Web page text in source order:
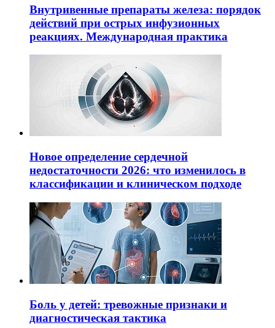
Внутривенные препараты железа: порядок
действий при острых инфузионных
реакциях. Международная практика
Новое определение сердечной
недостаточности 2026: что изменилось в
классификации и клиническом подходе
Боль у детей: тревожные признаки и
диагностическая тактика